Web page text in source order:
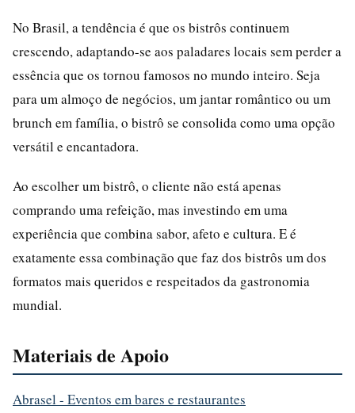
No Brasil, a tendência é que os bistrôs continuem
crescendo, adaptando-se aos paladares locais sem perder a
essência que os tornou famosos no mundo inteiro. Seja
para um almoço de negócios, um jantar romântico ou um
brunch em família, o bistrô se consolida como uma opção
versátil e encantadora.
Ao escolher um bistrô, o cliente não está apenas
comprando uma refeição, mas investindo em uma
experiência que combina sabor, afeto e cultura. E é
exatamente essa combinação que faz dos bistrôs um dos
formatos mais queridos e respeitados da gastronomia
mundial.
Materiais de Apoio
Abrasel - Eventos em bares e restaurantes